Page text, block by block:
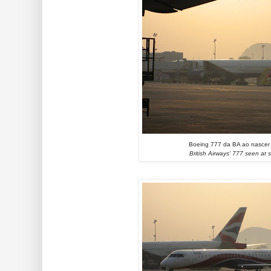
Boeing 777 da BA ao
British Airways' 777 seen at